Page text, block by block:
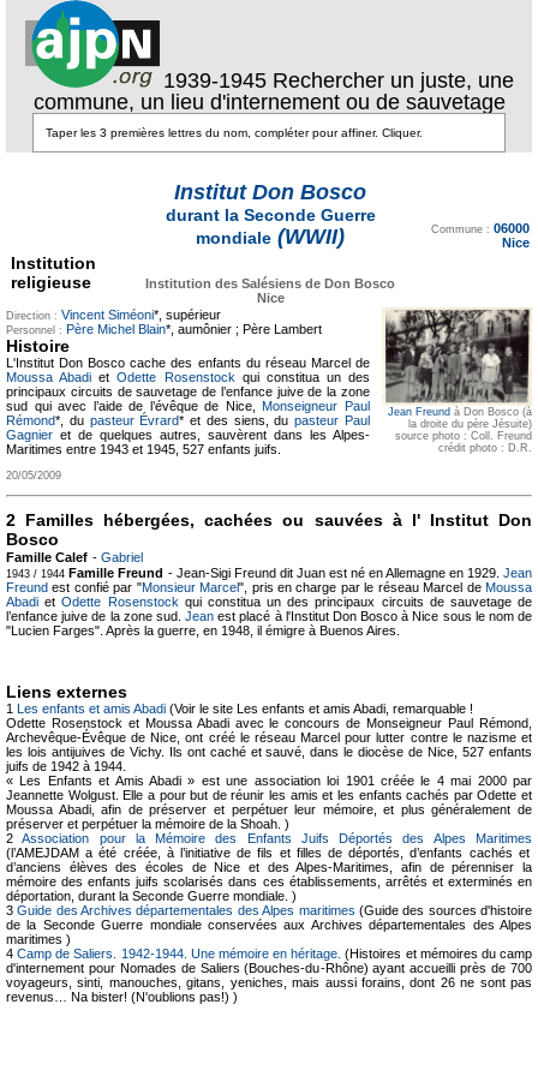
1939-1945 Rechercher un juste, une
commune, un lieu d'internement ou de sauvetage
Institution
religieuse
Institut Don Bosco
durant la Seconde Guerre
mondiale (WWII)
Institution des Salésiens de Don Bosco
Nice
Commune : 06000
Nice
Jean Freund à Don Bosco (à
la droite du père Jésuite)
source photo : Coll. Freund
crédit photo : D.R.
Direction : Vincent Siméoni*, supérieur
Personnel : Père Michel Blain*, aumônier ; Père Lambert
Histoire
L'Institut Don Bosco cache des enfants du réseau Marcel de
Moussa Abadi etOdette Rosenstock qui constitua un des
principaux circuits de sauvetage de l’enfance juive de la zone
sud qui avec l’aide de l’évêque de Nice,Monseigneur Paul
Rémond*, du pasteur Évrard* et des siens, dupasteur Paul
Gagnier et de quelques autres, sauvèrent dans les Alpes-
Maritimes entre 1943 et 1945, 527 enfants juifs.
20/05/2009
2 Familles hébergées, cachées ou sauvées à l' Institut Don
Bosco
Famille Calef - Gabriel
1943 / 1944 Famille Freund - Jean-Sigi Freund dit Juan est né en Allemagne en 1929. Jean
Freund est confié par "Monsieur Marcel", pris en charge par le réseau Marcel de Moussa
Abadi etOdette Rosenstock qui constitua un des principaux circuits de sauvetage de
l’enfance juive de la zone sud. Jean est placé à l'Institut Don Bosco à Nice sous le nom de
"Lucien Farges". Après la guerre, en 1948, il émigre à Buenos Aires.
Liens externes
1 Les enfants et amis Abadi (Voir le site Les enfants et amis Abadi, remarquable !
Odette Rosenstock et Moussa Abadi avec le concours de Monseigneur Paul Rémond,
Archevêque-Évêque de Nice, ont créé le réseau Marcel pour lutter contre le nazisme et
les lois antijuives de Vichy. Ils ont caché et sauvé, dans le diocèse de Nice, 527 enfants
juifs de 1942 à 1944.
« Les Enfants et Amis Abadi » est une association loi 1901 créée le 4 mai 2000 par
Jeannette Wolgust. Elle a pour but de réunir les amis et les enfants cachés par Odette et
Moussa Abadi, afin de préserver et perpétuer leur mémoire, et plus généralement de
préserver et perpétuer la mémoire de la Shoah. )
2Association pour la Mémoire des Enfants Juifs Déportés des Alpes Maritimes
(l’AMEJDAM a été créée, à l’initiative de fils et filles de déportés, d’enfants cachés et
d’anciens élèves des écoles de Nice et des Alpes-Maritimes, afin de pérenniser la
mémoire des enfants juifs scolarisés dans ces établissements, arrêtés et exterminés en
déportation, durant la Seconde Guerre mondiale. )
3Guide des Archives départementales des Alpes maritimes (Guide des sources d'histoire
de la Seconde Guerre mondiale conservées aux Archives départementales des Alpes
maritimes )
4Camp de Saliers. 1942-1944. Une mémoire en héritage. (Histoires et mémoires du camp
d'internement pour Nomades de Saliers (Bouches-du-Rhône) ayant accueilli près de 700
voyageurs, sinti, manouches, gitans, yeniches, mais aussi forains, dont 26 ne sont pas
revenus… Na bister! (N'oublions pas!) )